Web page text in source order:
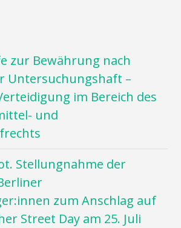
zur Bewährung nach
Untersuchungshaft –
im Bereich des
und
Stellungnahme der
zum Anschlag auf
Street Day am 25. Juli